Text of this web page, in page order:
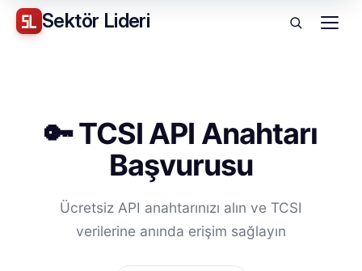
Sektör Lideri Menü
🔑 TCSI API Anahtarı
Başvurusu
Ücretsiz API anahtarınızı alın ve TCSI
verilerine anında erişim sağlayın